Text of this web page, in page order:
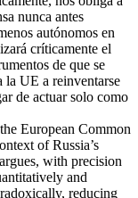
nunca antes
autónomos en
críticamente el
de que se
la UE a reinventarse
de actuar solo como
European Common
of Russia’s
with precision
and
reducing